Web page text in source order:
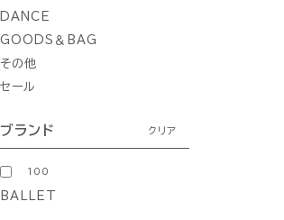
DANCE
GOODS＆BAG
その他
セール
ブランド クリア
100
BALLET